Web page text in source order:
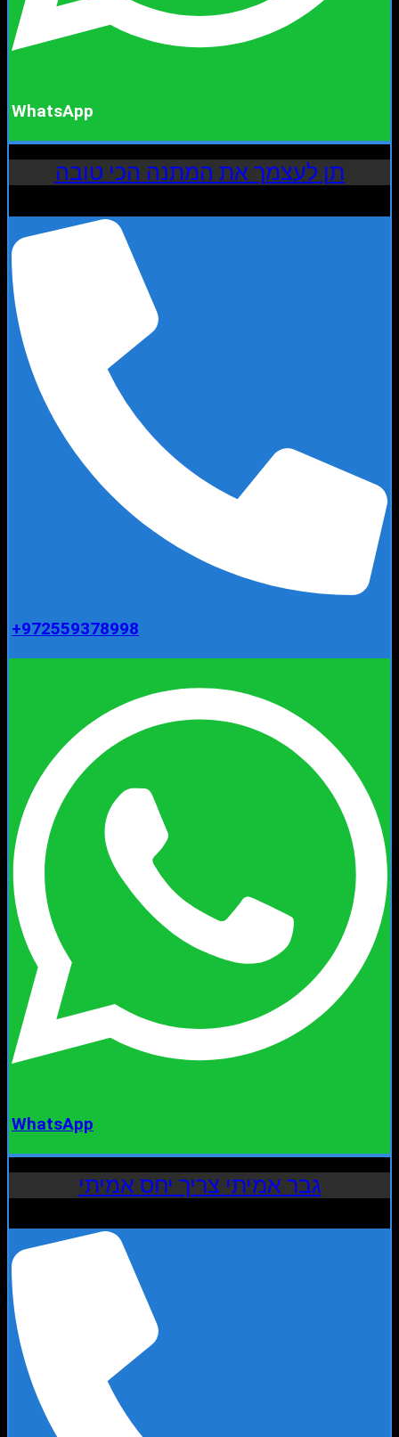
WhatsApp
תן לעצמך את המתנה הכי טובה
+972559378998
WhatsApp
גבר אמיתי צריך יחס אמיתי